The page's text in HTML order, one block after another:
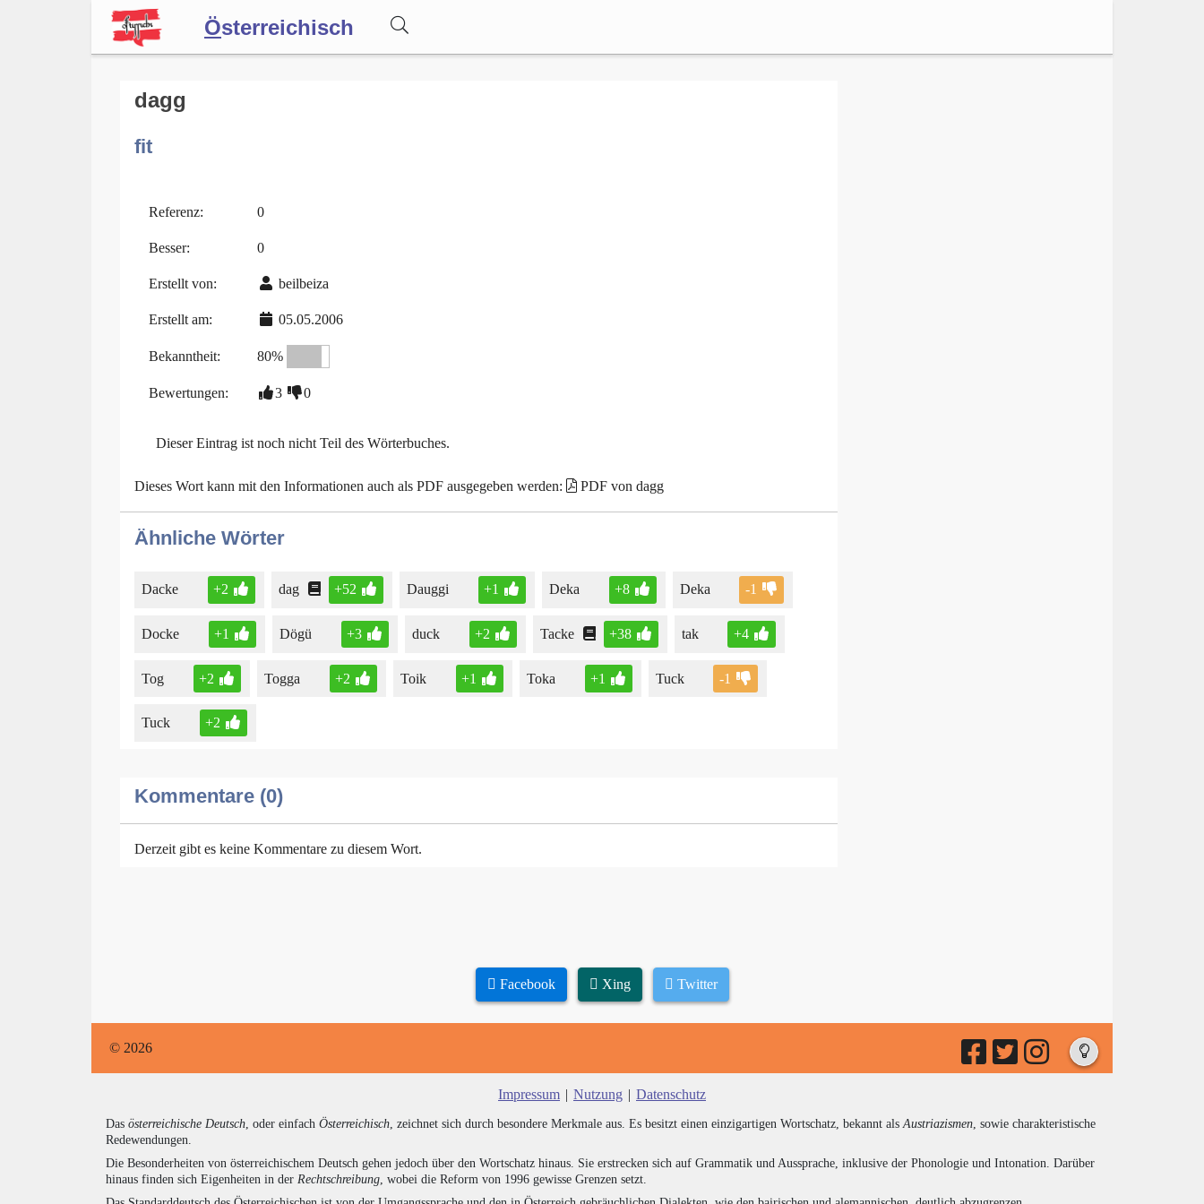
Österreichisch
Forum
Blog
dagg
fit
Referenz: 0
Besser: 0
Erstellt von: beilbeiza
Erstellt am: 05.05.2006
Bekanntheit: 80%
Bewertungen: 3 0
Dieser Eintrag ist noch nicht Teil des Wörterbuches.
Dieses Wort kann mit den Informationen auch als PDF ausgegeben werden: PDF von dagg
Ähnliche Wörter
Dacke +2 dag +52 Dauggi +1 Deka +8 Deka -1
Docke +1 Dögü +3 duck +2 Tacke +38 tak +4
Tog +2 Togga +2 Toik +1 Toka +1 Tuck -1
Tuck +2
Kommentare (0)
Derzeit gibt es keine Kommentare zu diesem Wort.
Facebook Xing Twitter
© 2026
Impressum | Nutzung | Datenschutz
Das österreichische Deutsch , oder einfach Österreichisch , zeichnet sich durch besondere Merkmale aus. Es besitzt einen einzigartigen Wortschatz, bekannt als Austriazismen , sowie charakteristische
Redewendungen.
Die Besonderheiten von österreichischem Deutsch gehen jedoch über den Wortschatz hinaus. Sie erstrecken sich auf Grammatik und Aussprache, inklusive der Phonologie und Intonation. Darüber
hinaus finden sich Eigenheiten in der Rechtschreibung , wobei die Reform von 1996 gewisse Grenzen setzt.